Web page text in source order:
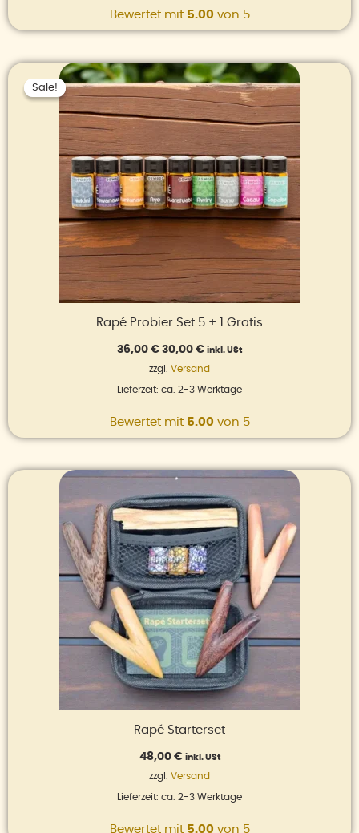
Bewertet mit 5.00 von 5
Sale!
Sale!
Rapé Probier Set 5 + 1 Gratis
36,00€
Ursprünglicher
Preis
war:
36,00 €
30,00 €
Aktueller
Preis
ist:
30,00 €.
inkl. USt
zzgl. Versand
Lieferzeit: ca. 2-3 Werktage
Bewertet mit 5.00 von 5
Rapé Starterset
48,00 € inkl. USt
zzgl. Versand
Lieferzeit: ca. 2-3 Werktage
Bewertet mit 5.00 von 5